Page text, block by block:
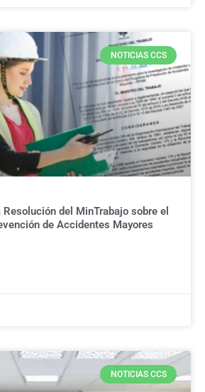
NOTICIAS CCS
del MinTrabajo sobre el
de Accidentes Mayores
NOTICIAS CCS